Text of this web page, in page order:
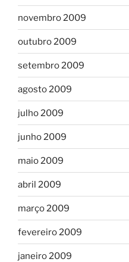
novembro 2009
outubro 2009
setembro 2009
agosto 2009
julho 2009
junho 2009
maio 2009
abril 2009
março 2009
fevereiro 2009
janeiro 2009